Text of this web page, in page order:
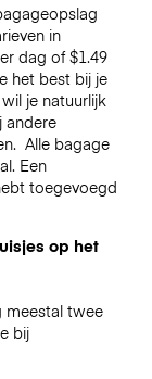
in
dag of $1.49
het best bij je
je natuurlijk
andere
Alle bagage
Een
toegevoegd
op het
meestal twee
bij